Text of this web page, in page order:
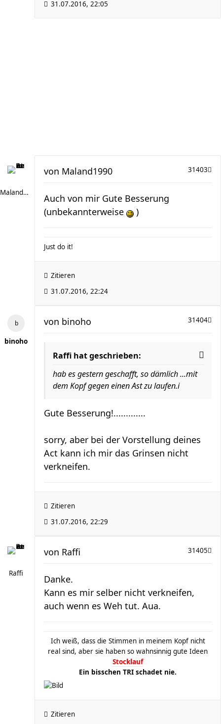
31.07.2016, 22:05
Maland1990
31403
von Maland1990
Auch von mir Gute Besserung
(unbekannterweise
)
Just do it!
Zitieren
31.07.2016, 22:24
binoho
31404
von binoho
Raffi hat geschrieben:
hab es gestern geschafft, so dämlich ...mit
dem Kopf gegen einen Ast zu laufen.i
Gute Besserung!.............
sorry, aber bei der Vorstellung deines
Act kann ich mir das Grinsen nicht
verkneifen.
Zitieren
31.07.2016, 22:29
Raffi
31405
von Raffi
Danke.
Kann es mir selber nicht verkneifen,
auch wenn es Weh tut. Aua.
Ich weiß, dass die Stimmen in meinem Kopf nicht
real sind, aber sie haben so wahnsinnig gute Ideen
Stocklauf
Ein bisschen TRI schadet nie.
Zitieren